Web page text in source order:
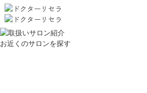
お近くのサロンを探す